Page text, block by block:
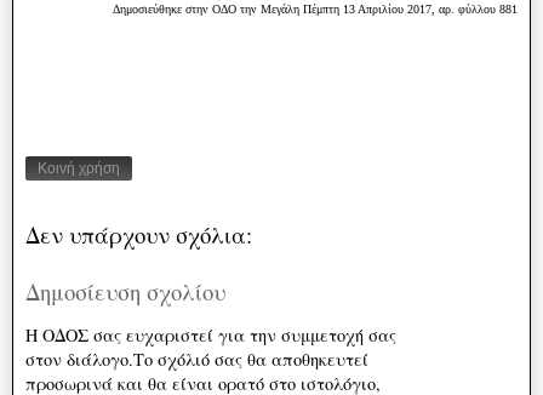
Δημοσιεύθηκε στην ΟΔΟ την Μεγάλη Πέμπτη 13 Απριλίου 2017, αρ. φύλλου 881
Κοινή χρήση
Δεν υπάρχουν σχόλια:
Δημοσίευση σχολίου
Η ΟΔΟΣ σας ευχαριστεί για την συμμετοχή σας
στον διάλογο.Το σχόλιό σας θα αποθηκευτεί
προσωρινά και θα είναι ορατό στο ιστολόγιο,